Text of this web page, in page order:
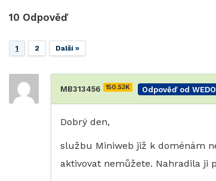
10 Odpověď
1 2 Další »
MB313456 150.53K Odpověď od
Dobrý den,
službu Miniweb již k doménám
aktivovat nemůžete. Nahradila ji